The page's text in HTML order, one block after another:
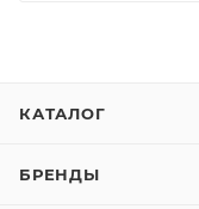
КАТАЛОГ
БРЕНДЫ